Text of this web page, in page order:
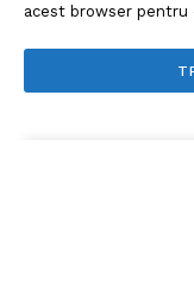
acest browser pentru